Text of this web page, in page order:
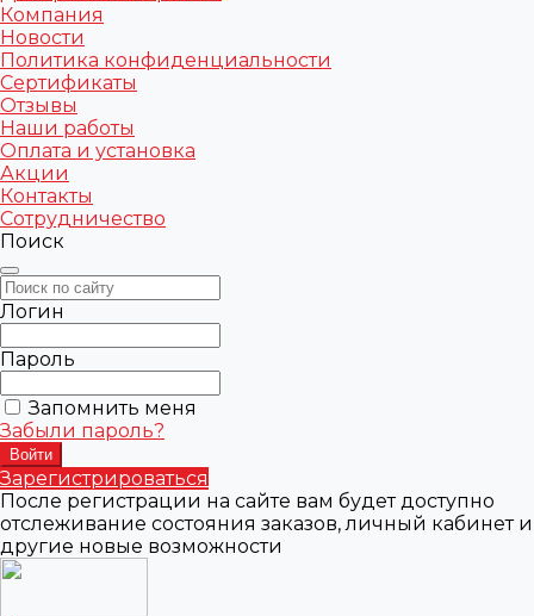
Компания
Новости
Политика конфиденциальности
Сертификаты
Отзывы
Наши работы
Оплата и установка
Акции
Контакты
Сотрудничество
Поиск
Логин
Пароль
Запомнить меня
Забыли пароль?
Зарегистрироваться
После регистрации на сайте вам будет доступно
отслеживание состояния заказов, личный кабинет и
другие новые возможности